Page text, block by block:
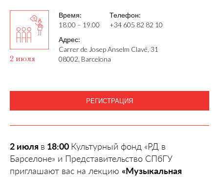
2 июля
Время:
18.00 – 19.00
Телефон:
+34 605 82 82 10
Адрес:
Carrer de Josep Anselm Clavé, 31
08002, Barcelona
РЕГИСТРАЦИЯ
2 июля в 18:00 Культурный фонд «РД в
Барселоне» и Представительство СПбГУ
приглашают вас на лекцию «Музыкальная